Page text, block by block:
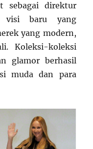
sebagai direktur
visi baru yang
yang modern,
Koleksi-koleksi
glamor berhasil
muda dan para